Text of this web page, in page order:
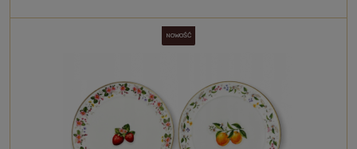
NOWOŚĆ